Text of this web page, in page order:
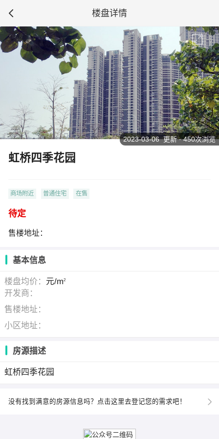
楼盘详情
虹桥四季花园
商场附近 普通住宅 在售
待定
售楼地址：
2023-03-06 更新 · 450次浏览
基本信息
楼盘均价： 元/m2
开发商：
售楼地址：
小区地址：
房源描述
虹桥四季花园
没有找到满意的房源信息吗？点击这里去登记您的需求吧！